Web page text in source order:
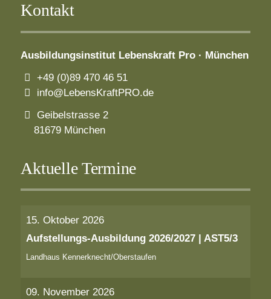
Kontakt
Ausbildungsinstitut Lebenskraft Pro · München
+49 (0)89 470 46 51
info@LebensKraftPRO.de
Geibelstrasse 2
81679 München
Aktuelle Termine
15. Oktober 2026
Aufstellungs-Ausbildung 2026/2027 | AST5/3
Landhaus Kennerknecht/Oberstaufen
09. November 2026